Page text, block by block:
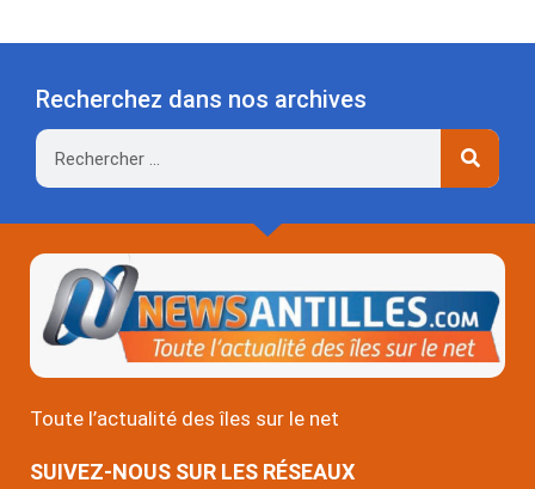
Recherchez dans nos archives
Rechercher
Toute l’actualité des îles sur le net
SUIVEZ-NOUS SUR LES RÉSEAUX